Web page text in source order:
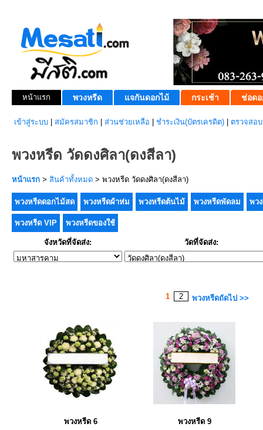
หน้าแรก พวงหรีด แจกันดอกไม้ กระเช้า ช่อดอ
เข้าสู่ระบบ สมัครสมาชิก ส่วนช่วยเหลือ ชำระเงิน(บัตรเครดิต) ตรวจสอ
พวงหรีด วัดดงศิลา(ดงสีลา)
หน้าแรก > สินค้าทั้งหมด > พวงหรีด วัดดงศิลา(ดงสีลา)
พวงหรีดดอกไม้สด พวงหรีดผ้าห่ม พวงหรีดต้นไม้ พวงหรีดพัดลม พว
พวงหรีด VIP พวงหรีดของใช้
จังหวัดที่จัดส่ง: วัดที่จัดส่ง:
1 2 พวงหรีดถัดไป >>
พวงหรีด 6 พวงหรีด 9